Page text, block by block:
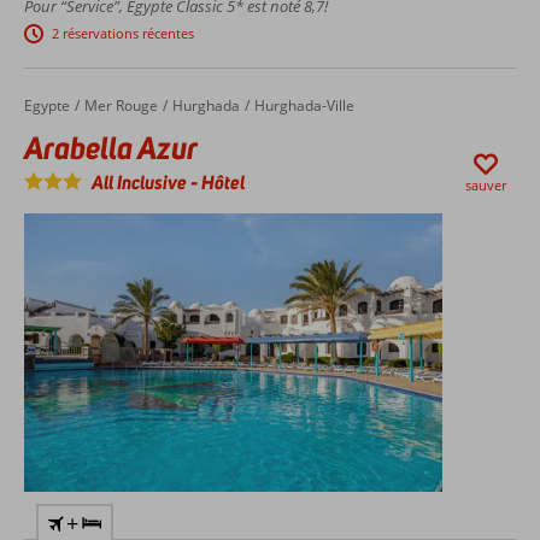
Les
services
d'un
parlant
en
français
ou en
anglais
facultatives
Pour “Service”, Egypte Classic 5* est noté 8,7!
2 réservations récentes
Accueil
Egypte Mer Rouge Hurghada Hurghada-Ville
Arabella Azur
Arabella Azur
All Inclusive-Hôtel sauver
+